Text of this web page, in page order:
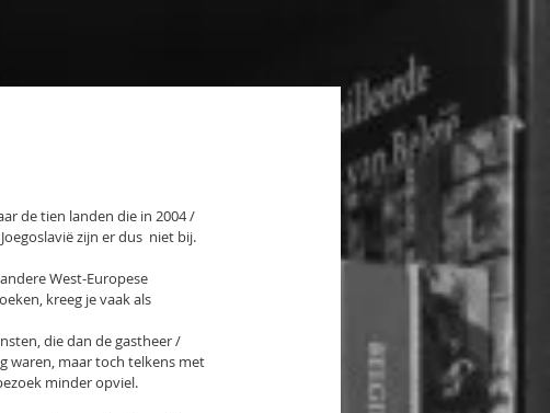
de tien landen die in 2004 /
zijn er dus  niet bij.
West-Europese
kreeg je vaak als
die dan de gastheer /
waren, maar toch telkens met
minder opviel.